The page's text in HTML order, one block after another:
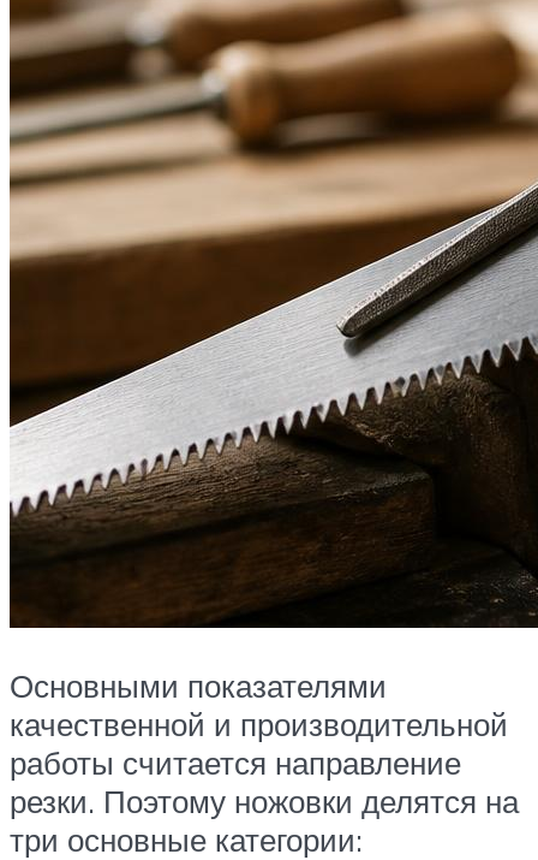
Основными показателями
качественной и производительной
работы считается направление
резки. Поэтому ножовки делятся на
три основные категории: